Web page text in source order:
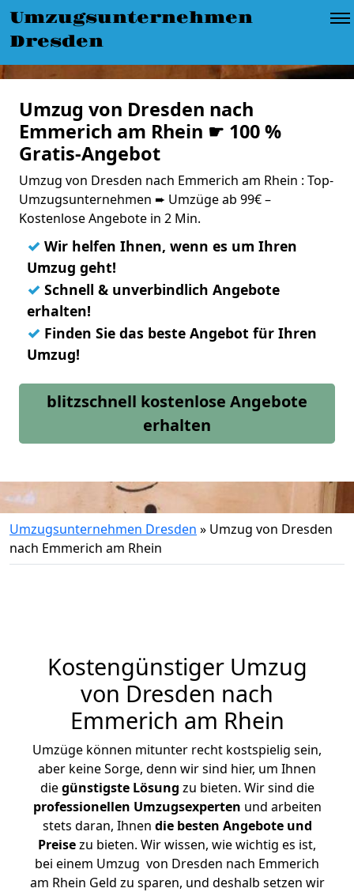
Umzugsunternehmen
Dresden
Umzug von Dresden nach
Emmerich am Rhein ☛ 100 %
Gratis-Angebot
Umzug von Dresden nach Emmerich am Rhein : Top-
Umzugsunternehmen ➨ Umzüge ab 99€ –
Kostenlose Angebote in 2 Min.
✓ Wir helfen Ihnen, wenn es um Ihren
Umzug geht!
✓ Schnell & unverbindlich Angebote
erhalten!
✓ Finden Sie das beste Angebot für Ihren
Umzug!
blitzschnell kostenlose Angebote
erhalten
Umzugsunternehmen Dresden » Umzug von Dresden
nach Emmerich am Rhein
Kostengünstiger Umzug
von Dresden nach
Emmerich am Rhein
Umzüge können mitunter recht kostspielig sein,
aber keine Sorge, denn wir sind hier, um Ihnen
diegünstigste Lösung zu bieten. Wir sind die
professionellen Umzugsexperten und arbeiten
stets daran, Ihnen die besten Angebote und
Preisezu bieten. Wir wissen, wie wichtig es ist,
bei einem Umzug von Dresden nach Emmerich
am Rhein Geld zu sparen, und deshalb setzen wir